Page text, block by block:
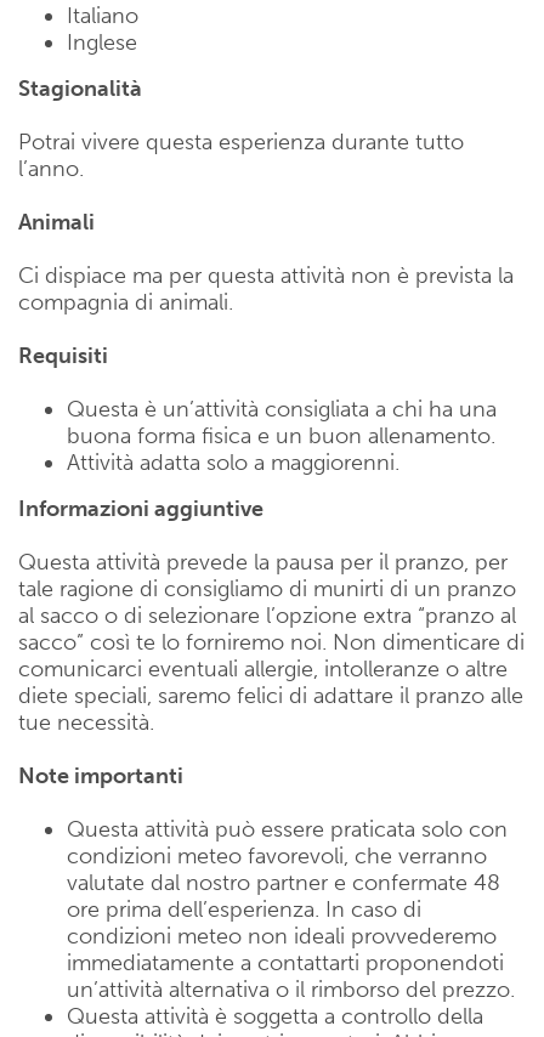
Italiano
Inglese
Stagionalità
Potrai vivere questa esperienza durante tutto
l’anno.
Animali
Ci dispiace ma per questa attività non è prevista la
compagnia di animali.
Requisiti
Questa è un’attività consigliata a chi ha una
buona forma fisica e un buon allenamento.
Attività adatta solo a maggiorenni.
Informazioni aggiuntive
Questa attività prevede la pausa per il pranzo, per
tale ragione di consigliamo di munirti di un pranzo
al sacco o di selezionare l’opzione extra “pranzo al
sacco” così te lo forniremo noi. Non dimenticare di
comunicarci eventuali allergie, intolleranze o altre
diete speciali, saremo felici di adattare il pranzo alle
tue necessità.
Note importanti
Questa attività può essere praticata solo con
condizioni meteo favorevoli, che verranno
valutate dal nostro partner e confermate 48
ore prima dell’esperienza. In caso di
condizioni meteo non ideali provvederemo
immediatamente a contattarti proponendoti
un’attività alternativa o il rimborso del prezzo.
Questa attività è soggetta a controllo della